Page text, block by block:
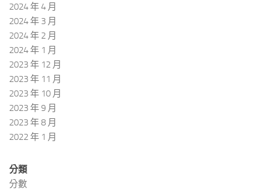
2024 年 4 月
2024 年 3 月
2024 年 2 月
2024 年 1 月
2023 年 12 月
2023 年 11 月
2023 年 10 月
2023 年 9 月
2023 年 8 月
2022 年 1 月
分類
分數